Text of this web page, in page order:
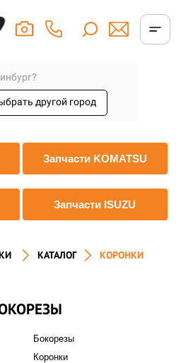
другой город
Запчасти KOMATSU
Запчасти ISUZU
КАТАЛОГ
КОРОНКИ
Бокорезы
Коронки